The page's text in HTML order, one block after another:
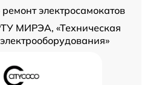
ремонт электросамокатов
МИРЭА, «Техническая